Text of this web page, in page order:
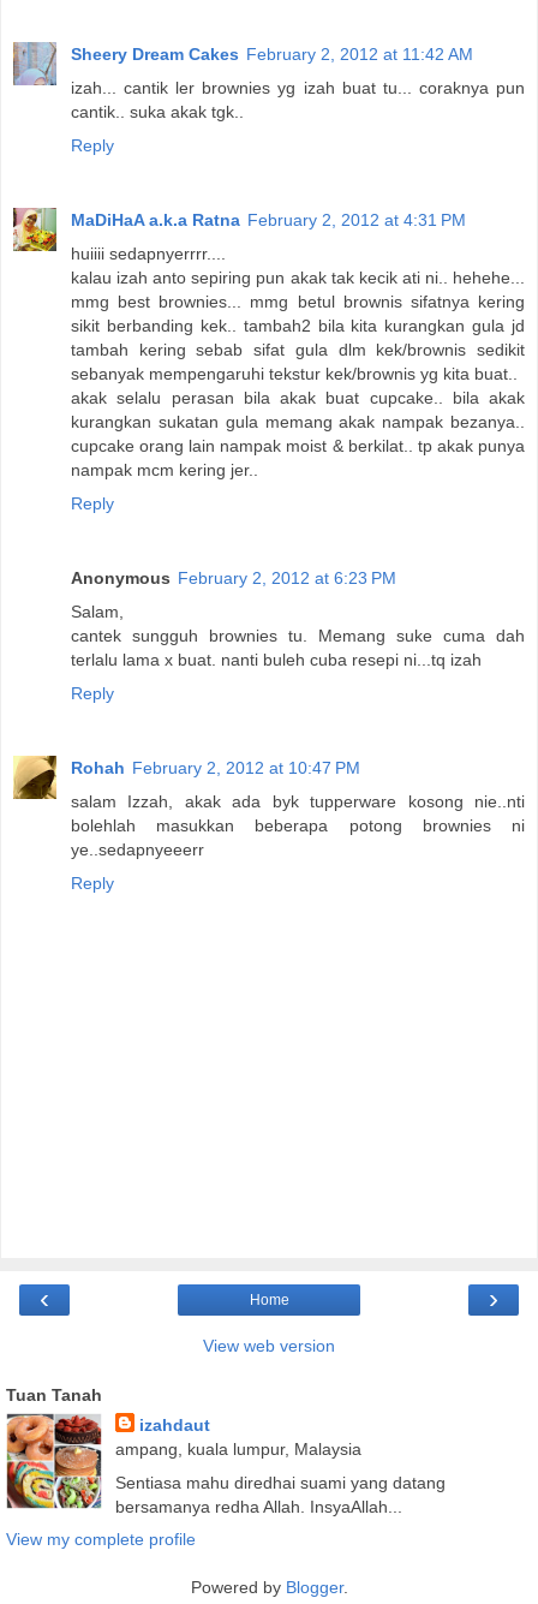
Sheery Dream Cakes February 2, 2012 at 11:42 AM
izah... cantik ler brownies yg izah buat tu... coraknya pun
cantik.. suka akak tgk..
Reply
MaDiHaA a.k.a Ratna February 2, 2012 at 4:31 PM
huiiii sedapnyerrrr....
kalau izah anto sepiring pun akak tak kecik ati ni.. hehehe...
mmg best brownies... mmg betul brownis sifatnya kering
sikit berbanding kek.. tambah2 bila kita kurangkan gula jd
tambah kering sebab sifat gula dlm kek/brownis sedikit
sebanyak mempengaruhi tekstur kek/brownis yg kita buat..
akak selalu perasan bila akak buat cupcake.. bila akak
kurangkan sukatan gula memang akak nampak bezanya..
cupcake orang lain nampak moist & berkilat.. tp akak punya
nampak mcm kering jer..
Reply
Anonymous February 2, 2012 at 6:23 PM
Salam,
cantek sungguh brownies tu. Memang suke cuma dah
terlalu lama x buat. nanti buleh cuba resepi ni...tq izah
Reply
Rohah February 2, 2012 at 10:47 PM
salam Izzah, akak ada byk tupperware kosong nie..nti
bolehlah masukkan beberapa potong brownies ni
ye..sedapnyeeerr
Reply
‹ ›
Home
View web version
Tuan Tanah
izahdaut
ampang, kuala lumpur, Malaysia
Sentiasa mahu diredhai suami yang datang
bersamanya redha Allah. InsyaAllah...
View my complete profile
Powered by Blogger.